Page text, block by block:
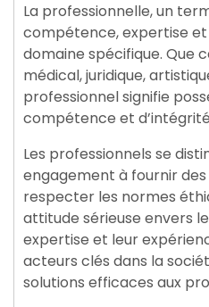
La professionnelle, un
compétence, expertise
domaine spécifique. Que
médical, juridique,
professionnel signifie
compétence et
Les professionnels se
engagement à fournir
respecter les normes
attitude sérieuse envers
expertise et leur
acteurs clés dans la
solutions efficaces aux